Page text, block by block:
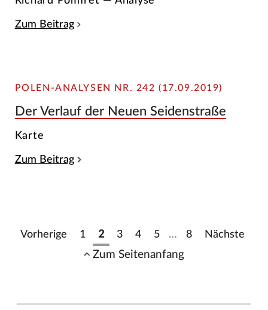
Zum Beitrag
POLEN-ANALYSEN NR. 242 (17.09.2019)
Der Verlauf der Neuen Seidenstraße
Karte
Zum Beitrag
Vorherige 1 2 3 4 5 … 8 Nächste
Zum Seitenanfang